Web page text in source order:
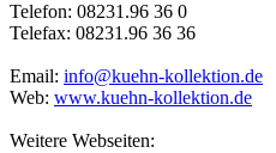
Telefon: 08231.96 36 0
Telefax: 08231.96 36 36
Email: info@kuehn-kollektion.de
Web: www.kuehn-kollektion.de
Weitere Webseiten: